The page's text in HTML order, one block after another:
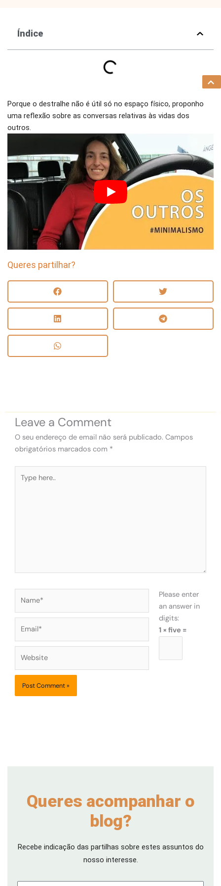
Índice
Porque o destralhe não é útil só no espaço físico, proponho
uma reflexão sobre as conversas relativas às vidas dos
outros.
Queres partilhar?
Leave a Comment
O seu endereço de email não será publicado. Campos
obrigatórios marcados com *
here..
Please enter
an answer in
digits:
1 × five =
Queres acompanhar o
blog?
Recebe indicação das partilhas sobre estes assuntos do
nosso interesse.